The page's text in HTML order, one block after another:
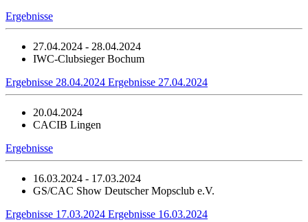
Ergebnisse
27.04.2024 - 28.04.2024
IWC-Clubsieger Bochum
Ergebnisse 28.04.2024 Ergebnisse 27.04.2024
20.04.2024
CACIB Lingen
Ergebnisse
16.03.2024 - 17.03.2024
GS/CAC Show Deutscher Mopsclub e.V.
Ergebnisse 17.03.2024 Ergebnisse 16.03.2024